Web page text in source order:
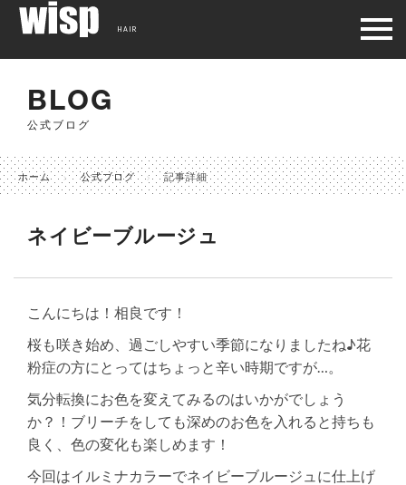
BLOG
公式ブログ
ホーム 公式ブログ 記事詳細
ネイビーブルージュ
こんにちは！相良です！
桜も咲き始め、過ごしやすい季節になりましたね♪花
粉症の方にとってはちょっと辛い時期ですが…。
気分転換にお色を変えてみるのはいかがでしょう
か？！ブリーチをしても深めのお色を入れると持ちも
良く、色の変化も楽しめます！
今回はイルミナカラーでネイビーブルージュに仕上げ
HAIR